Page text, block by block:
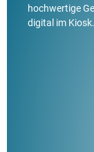
hochwertige
digital im Kiosk.